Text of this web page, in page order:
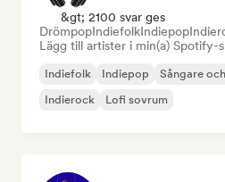
&gt; 2100 svar ges
DrömpopIndiefolkIndiepop
Lägg till artister i min(a) Spotify-
Indiefolk Indiepop Sångare
Indierock
Lofi sovrum